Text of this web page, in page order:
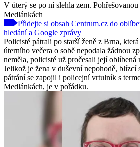
V úterý se po ní slehla zem.
Medlánkách
Přidejte si obsah Centrum.cz do
hledání a Google zprávy
Policisté pátrali po starší ženě z Brna,
úterního večera o sobě nepodala žádnou
neměla, policisté už pročesali její oblíbená
Jelikož je žena v duševní nepohodě,
pátrání se zapojil i policejní vrtulník s
Medlánkách, je v pořádku.